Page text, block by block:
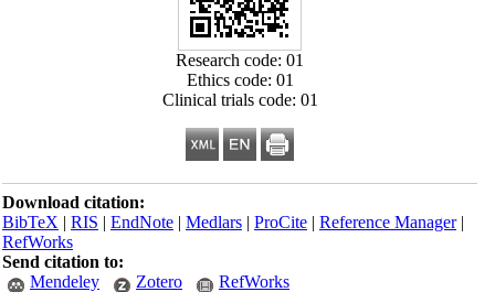
Research code: 01
Ethics code: 01
Clinical trials code: 01
Download citation:
BibTeX|RIS|EndNote|Medlars|ProCite|Reference Manager
RefWorks
Send citation to:
Mendeley
Zotero RefWorks